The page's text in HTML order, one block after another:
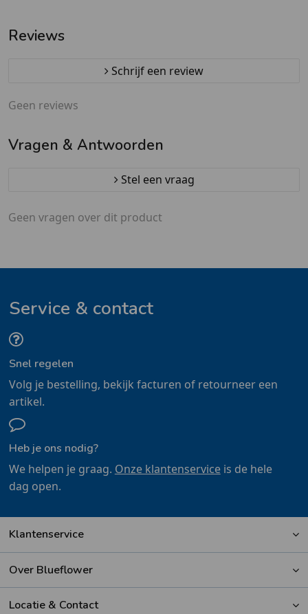
Reviews
Schrijf een review
Geen reviews
Vragen & Antwoorden
Stel een vraag
Geen vragen over dit product
Service & contact
Snel regelen
Volg je bestelling, bekijk facturen of retourneer een
artikel.
Heb je ons nodig?
We helpen je graag. Onze klantenserviceis de hele
dag open.
Klantenservice
Over Blueflower
Locatie & Contact